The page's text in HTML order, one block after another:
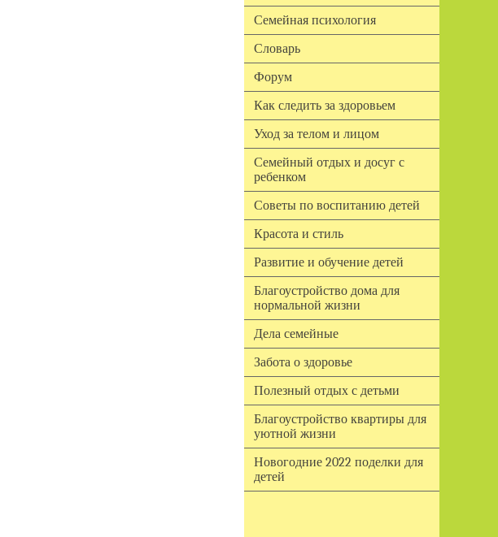
Семейная психология
Словарь
Форум
Как следить за здоровьем
Уход за телом и лицом
Семейный отдых и досуг с
ребенком
Советы по воспитанию детей
Красота и стиль
Развитие и обучение детей
Благоустройство дома для
нормальной жизни
Дела семейные
Забота о здоровье
Полезный отдых с детьми
Благоустройство квартиры для
уютной жизни
Новогодние 2022 поделки для
детей